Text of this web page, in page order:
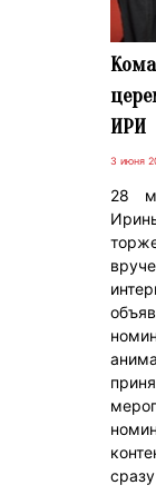
ИРИ
3 июня
28